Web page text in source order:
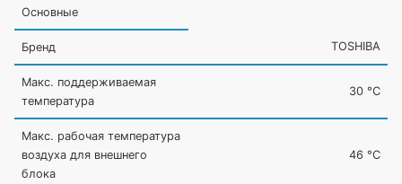
Основные
Бренд TOSHIBA
Макс. поддерживаемая
температура
30 °С
Макс. рабочая температура
воздуха для внешнего
блока
46 °С